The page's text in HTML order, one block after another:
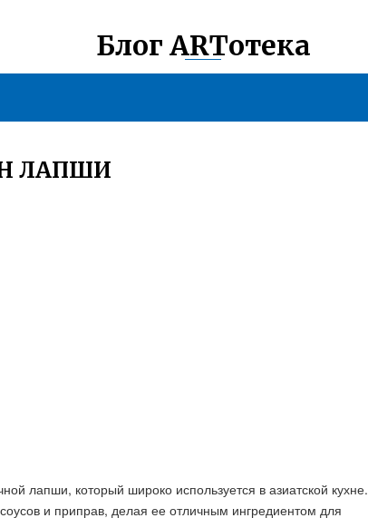
Блог ARTотека
ЛАПШИ
лапши, который широко используется в азиатской кухне.
и приправ, делая ее отличным ингредиентом для